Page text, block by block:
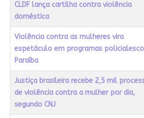
CLDF lança cartilha contra violência
doméstica
Violência contra as mulheres vira
espetáculo em programas
Paraíba
Justiça brasileira recebe 2,5 mil
de violência contra a mulher por dia,
segundo CNJ